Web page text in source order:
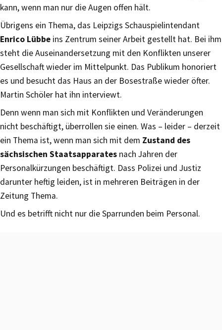
kann, wenn man nur die Augen offen hält.
Übrigens ein Thema, das Leipzigs Schauspielintendant
Enrico Lübbe ins Zentrum seiner Arbeit gestellt hat. Bei ihm
steht die Auseinandersetzung mit den Konflikten unserer
Gesellschaft wieder im Mittelpunkt. Das Publikum honoriert
es und besucht das Haus an der Bosestraße wieder öfter.
Martin Schöler hat ihn interviewt.
Denn wenn man sich mit Konflikten und Veränderungen
nicht beschäftigt, überrollen sie einen. Was – leider – derzeit
ein Thema ist, wenn man sich mit dem Zustand des
sächsischen Staatsapparates nach Jahren der
Personalkürzungen beschäftigt. Dass Polizei und Justiz
darunter heftig leiden, ist in mehreren Beiträgen in der
Zeitung Thema.
Und es betrifft nicht nur die Sparrunden beim Personal.